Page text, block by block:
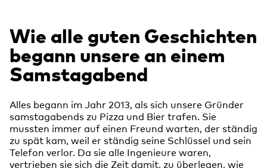
Wie alle guten Geschichten
begann unsere an einem
Samstagabend
Alles begann im Jahr 2013, als sich unsere Gründer
samstagabends zu Pizza und Bier trafen. Sie
mussten immer auf einen Freund warten, der ständig
zu spät kam, weil er ständig seine Schlüssel und sein
Telefon verlor. Da sie alle Ingenieure waren,
vertrieben sie sich die Zeit damit, zu überlegen, wie